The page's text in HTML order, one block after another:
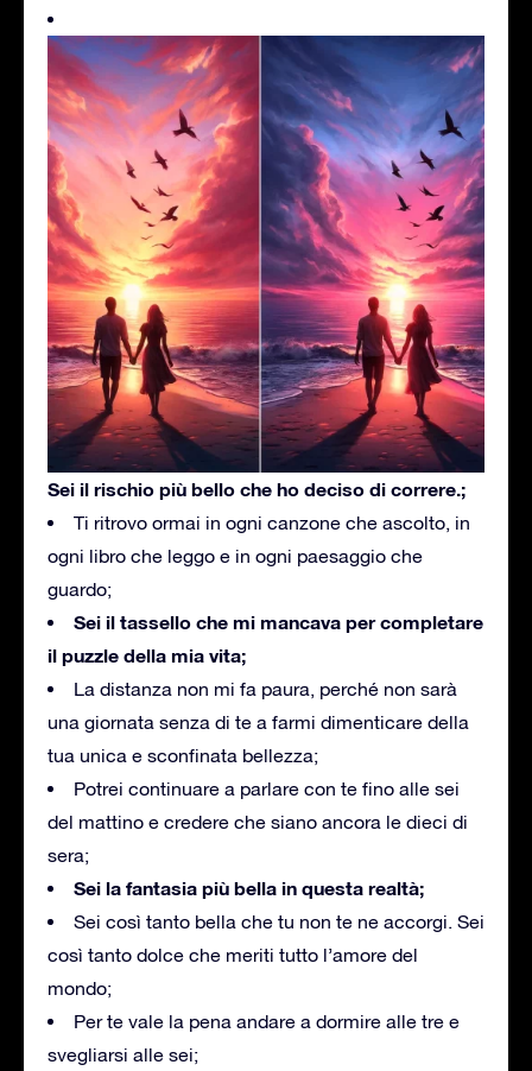
Sei il rischio più bello che ho deciso di correre.;
Ti ritrovo ormai in ogni canzone che ascolto, in
ogni libro che leggo e in ogni paesaggio che
guardo;
Sei il tassello che mi mancava per completare
il puzzle della mia vita;
La distanza non mi fa paura, perché non sarà
una giornata senza di te a farmi dimenticare della
tua unica e sconfinata bellezza;
Potrei continuare a parlare con te fino alle sei
del mattino e credere che siano ancora le dieci di
sera;
Sei la fantasia più bella in questa realtà;
Sei così tanto bella che tu non te ne accorgi. Sei
così tanto dolce che meriti tutto l’amore del
mondo;
Per te vale la pena andare a dormire alle tre e
svegliarsi alle sei;